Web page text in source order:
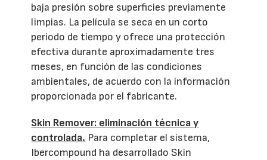
baja presión sobre superficies previamente
limpias. La película se seca en un corto
periodo de tiempo y ofrece una protección
efectiva durante aproximadamente tres
meses, en función de las condiciones
ambientales, de acuerdo con la información
proporcionada por el fabricante.
Skin Remover: eliminación técnica y
controlada. Para completar el sistema,
Ibercompound ha desarrollado Skin